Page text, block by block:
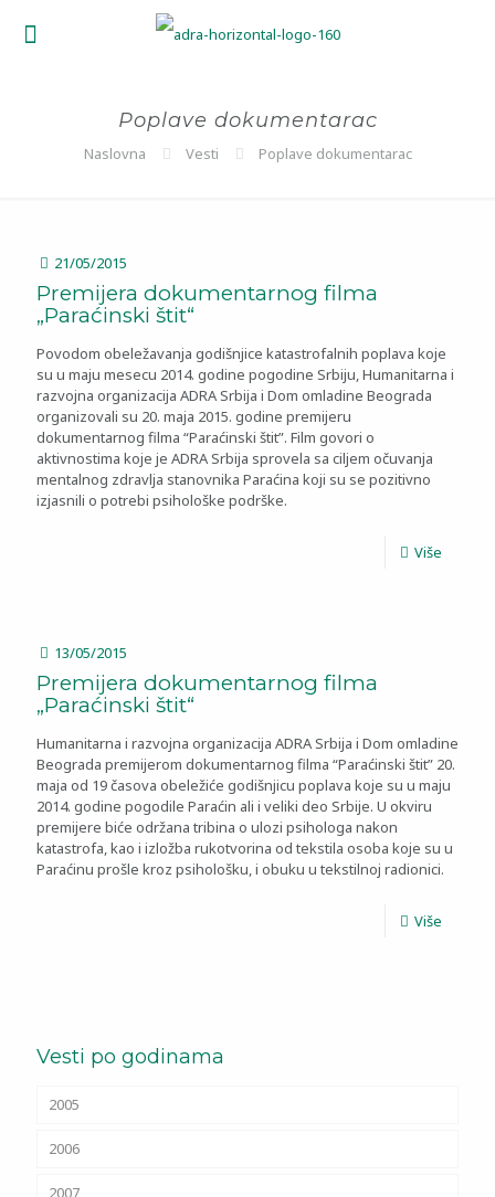
Poplave dokumentarac
Naslovna Vesti Poplave dokumentarac
21/05/2015
Premijera dokumentarnog filma
„Paraćinski štit“
Povodom obeležavanja godišnjice katastrofalnih poplava koje
su u maju mesecu 2014. godine pogodine Srbiju, Humanitarna i
razvojna organizacija ADRA Srbija i Dom omladine Beograda
organizovali su 20. maja 2015. godine premijeru
dokumentarnog filma “Paraćinski štit”. Film govori o
aktivnostima koje je ADRA Srbija sprovela sa ciljem očuvanja
mentalnog zdravlja stanovnika Paraćina koji su se pozitivno
izjasnili o potrebi psihološke podrške.
Više
13/05/2015
Premijera dokumentarnog filma
„Paraćinski štit“
Humanitarna i razvojna organizacija ADRA Srbija i Dom omladine
Beograda premijerom dokumentarnog filma “Paraćinski štit” 20.
maja od 19 časova obeležiće godišnjicu poplava koje su u maju
2014. godine pogodile Paraćin ali i veliki deo Srbije. U okviru
premijere biće održana tribina o ulozi psihologa nakon
katastrofa, kao i izložba rukotvorina od tekstila osoba koje su u
Paraćinu prošle kroz psihološku, i obuku u tekstilnoj radionici.
Više
Vesti po godinama
2005
2006
2007